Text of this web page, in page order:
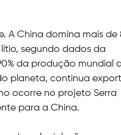
A China domina mais de
segundo dados da
da produção mundial
planeta, continua
ocorre no projeto Serra
para a China.